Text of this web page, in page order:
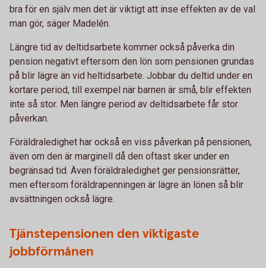
bra för en själv men det är viktigt att inse effekten av de val
man gör, säger Madelén.
Längre tid av deltidsarbete kommer också påverka din
pension negativt eftersom den lön som pensionen grundas
på blir lägre än vid heltidsarbete. Jobbar du deltid under en
kortare period, till exempel när barnen är små, blir effekten
inte så stor. Men längre period av deltidsarbete får stor
påverkan.
Föräldraledighet har också en viss påverkan på pensionen,
även om den är marginell då den oftast sker under en
begränsad tid. Även föräldraledighet ger pensionsrätter,
men eftersom föräldrapenningen är lägre än lönen så blir
avsättningen också lägre.
Tjänstepensionen den viktigaste
jobbförmånen